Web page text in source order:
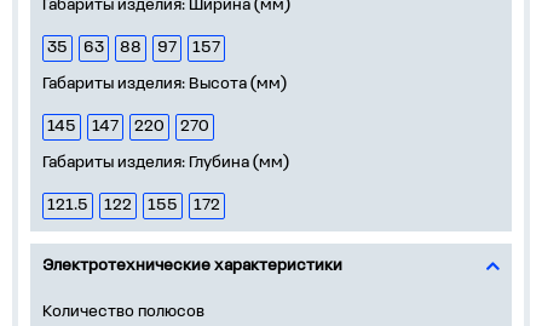
Габариты изделия: Ширина (мм)
35 63 88 97
157
Габариты изделия: Высота (мм)
145 147 220
270
Габариты изделия: Глубина (мм)
121.5 122 155 172
Электротехнические характеристики
Количество полюсов